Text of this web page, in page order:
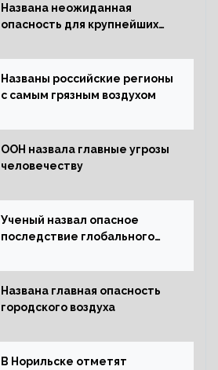
Названа неожиданная
опасность для крупнейших
Названы российские регионы
с самым грязным воздухом
ООН назвала главные угрозы
человечеству
Ученый назвал опасное
последствие глобального
Названа главная опасность
городского воздуха
В Норильске отметят